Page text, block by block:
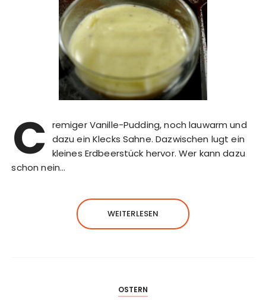
C remiger Vanille-Pudding, noch lauwarm und
dazu ein Klecks Sahne. Dazwischen lugt ein
kleines Erdbeerstück hervor. Wer kann dazu
schon nein…
WEITERLESEN
OSTERN